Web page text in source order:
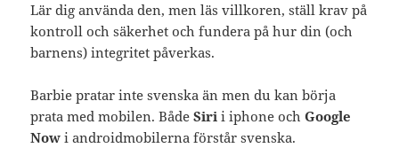
Lär dig använda den, men läs villkoren, ställ krav på
kontroll och säkerhet och fundera på hur din (och
barnens) integritet påverkas.
Barbie pratar inte svenska än men du kan börja
prata med mobilen. BådeSiri i iphone ochGoogle
Now i androidmobilerna förstår svenska.